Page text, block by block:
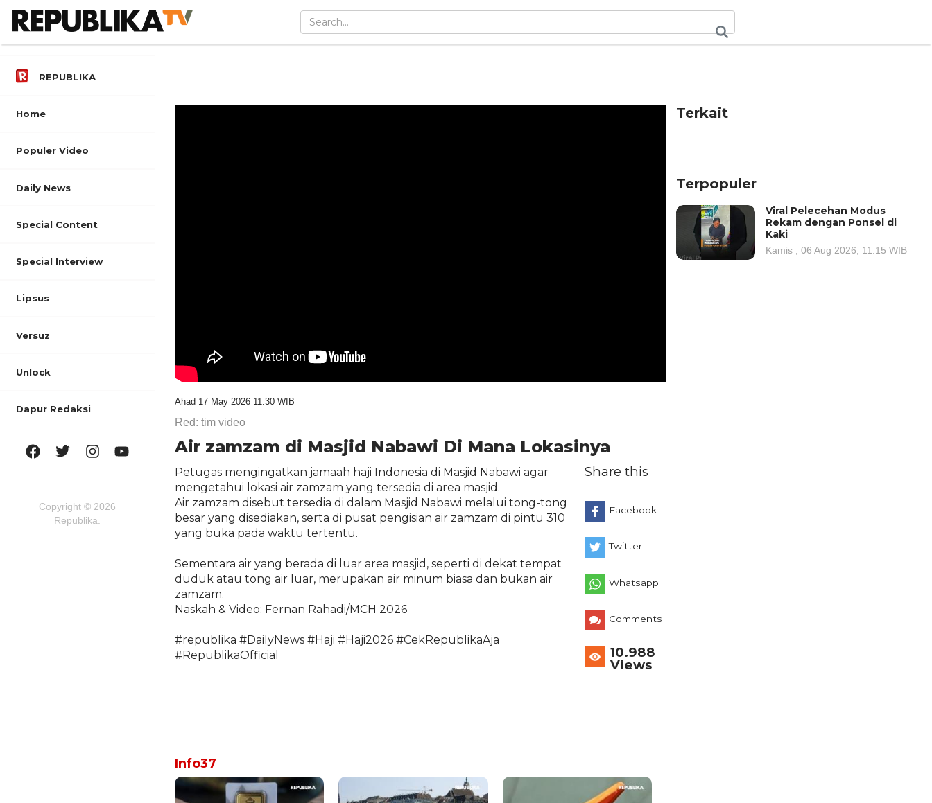
REPUBLIKA
Home
Populer Video
Daily News
Special Content
Special Interview
Lipsus
Versuz
Unlock
Dapur Redaksi
Copyright © 2026
Republika.
Ahad 17 May 2026 11:30 WIB
Red: tim video
Air zamzam di Masjid Nabawi Di Mana Lokasinya
Petugas mengingatkan jamaah haji Indonesia di Masjid Nabawi agar
mengetahui lokasi air zamzam yang tersedia di area masjid.
Air zamzam disebut tersedia di dalam Masjid Nabawi melalui tong-tong
besar yang disediakan, serta di pusat pengisian air zamzam di pintu 310
yang buka pada waktu tertentu.
Sementara air yang berada di luar area masjid, seperti di dekat tempat
duduk atau tong air luar, merupakan air minum biasa dan bukan air
zamzam.
Naskah & Video: Fernan Rahadi/MCH 2026
#republika #DailyNews #Haji #Haji2026 #CekRepublikaAja
#RepublikaOfficial
Share this
Facebook
Twitter
Whatsapp
Comments
10.988
Views
Info37
Terkait
Terpopuler
Viral Pelecehan Modus
Rekam dengan Ponsel di
Kaki
Kamis , 06 Aug 2026, 11:15 WIB